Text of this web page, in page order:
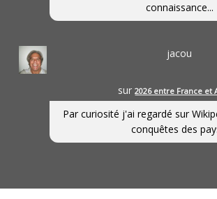
connaissance...
jacou
sur2026 entre France et
Par curiosité j'ai regardé sur
conquêtes des